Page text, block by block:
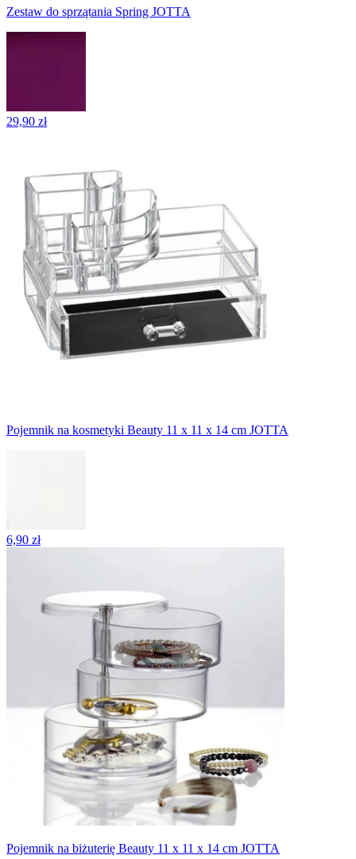
Zestaw do sprzątania Spring JOTTA
29,90 zł
Pojemnik na kosmetyki Beauty 11 x 11 x 14 cm JOTTA
6,90 zł
Pojemnik na biżuterię Beauty 11 x 11 x 14 cm JOTTA